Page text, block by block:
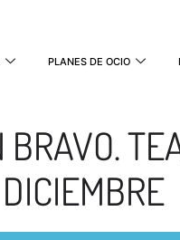
PLANES DE OCIO